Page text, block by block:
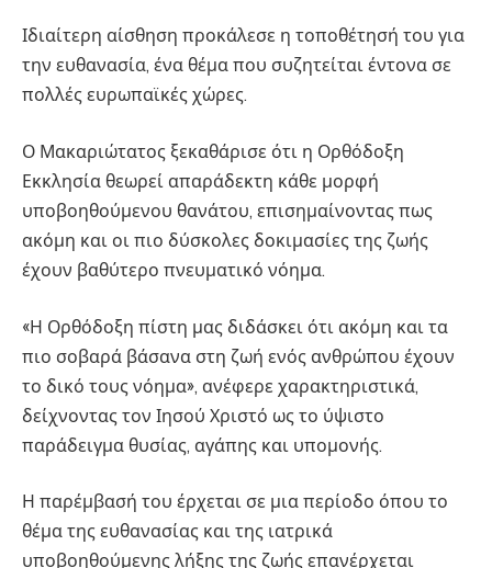
Ιδιαίτερη αίσθηση προκάλεσε η τοποθέτησή του για
την ευθανασία, ένα θέμα που συζητείται έντονα σε
πολλές ευρωπαϊκές χώρες.
Ο Μακαριώτατος ξεκαθάρισε ότι η Ορθόδοξη
Εκκλησία θεωρεί απαράδεκτη κάθε μορφή
υποβοηθούμενου θανάτου, επισημαίνοντας πως
ακόμη και οι πιο δύσκολες δοκιμασίες της ζωής
έχουν βαθύτερο πνευματικό νόημα.
«Η Ορθόδοξη πίστη μας διδάσκει ότι ακόμη και τα
πιο σοβαρά βάσανα στη ζωή ενός ανθρώπου έχουν
το δικό τους νόημα», ανέφερε χαρακτηριστικά,
δείχνοντας τον Ιησού Χριστό ως το ύψιστο
παράδειγμα θυσίας, αγάπης και υπομονής.
Η παρέμβασή του έρχεται σε μια περίοδο όπου το
θέμα της ευθανασίας και της ιατρικά
υποβοηθούμενης λήξης της ζωής επανέρχεται